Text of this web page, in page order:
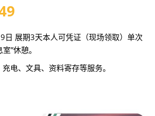
展期3天本人可凭证（现场领取）单次
”休憩。
电、文具、资料寄存等服务。